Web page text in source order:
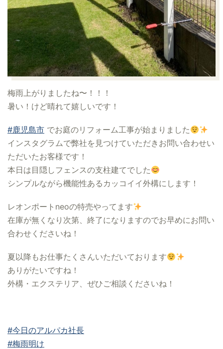
梅雨上がりましたね〜！！！
暑い！けど晴れて嬉しいです！
#鹿児島市 でお庭のリフォーム工事が始まりました
インスタグラムで弊社を見つけていただきお問い合わせい
ただいたお客様です！
本日は目隠しフェンスの支柱建てでした
シンプルながら機能性あるカッコイイ外構にします！
レオンポートneoの特売やってます
在庫が無くなり次第、終了になりますのでお早めにお問い
合わせくださいね！
夏以降もお仕事たくさんいただいております
ありがたいですね！
外構・エクステリア、ぜひご相談くださいね！
#今日のアルパカ社長
#梅雨明け